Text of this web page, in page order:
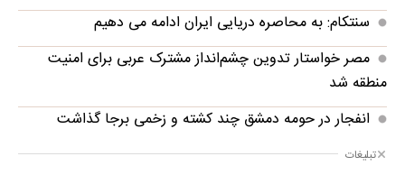
سنتکام: به محاصره دریایی ایران ادامه می دهیم
مصر خواستار تدوین چشم‌انداز مشترک عربی برای امنیت
منطقه شد
انفجار در حومه دمشق چند کشته و زخمی برجا گذاشت
تبلیغات